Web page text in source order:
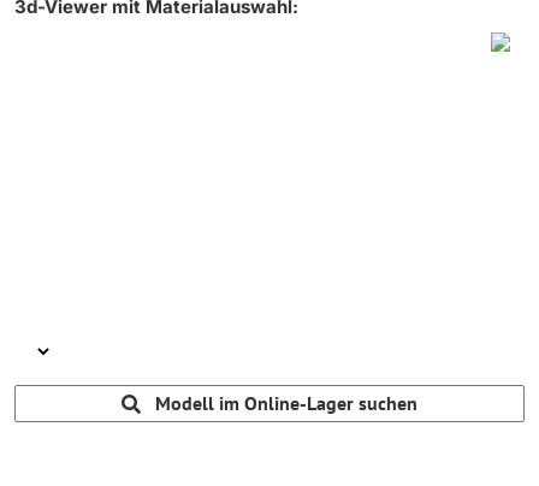
3d-Viewer mit Materialauswahl:
Modell im Online-Lager suchen